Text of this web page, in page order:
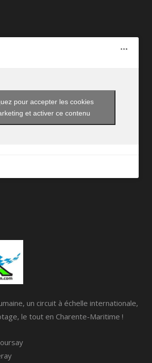
pour accepter les cookies
et activer ce contenu
un circuit à échelle internationale,
le tout en Charente-Maritime !